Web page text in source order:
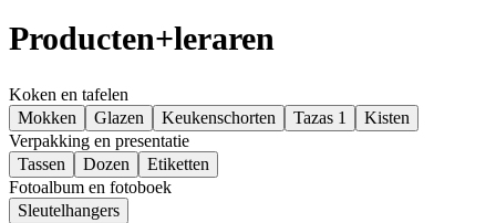
Producten+leraren
Koken en tafelen
Mokken
Glazen Keukenschorten Tazas 1
Kisten
Verpakking en presentatie
Tassen
Dozen
Etiketten
Fotoalbum en fotoboek
Sleutelhangers